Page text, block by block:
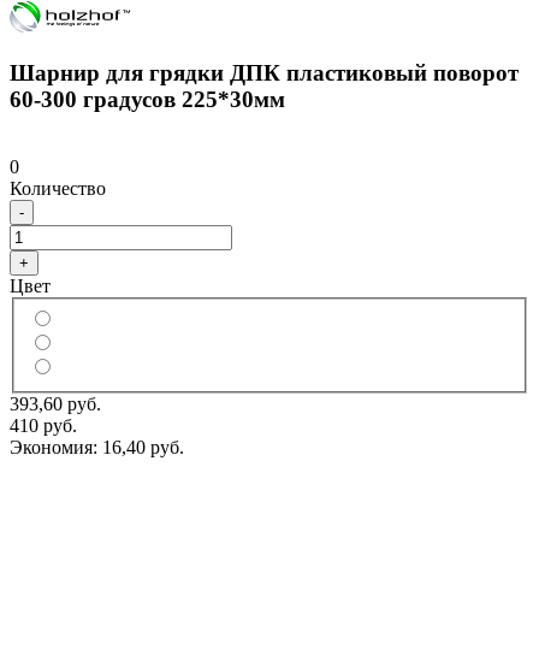
Шарнир для грядки ДПК пластиковый поворот
60-300 градусов 225*30мм
0
Количество
-
+
Цвет
393,60 руб.
410 руб.
Экономия: 16,40 руб.